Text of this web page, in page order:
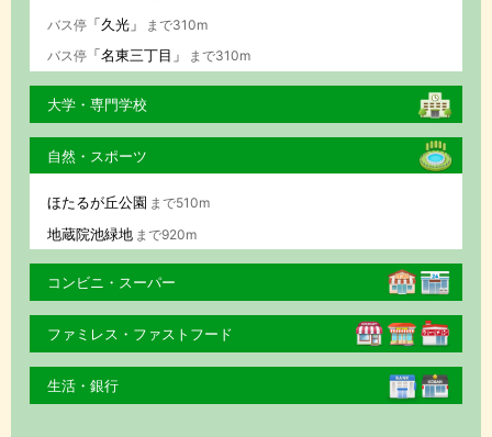
バス停「久光」
まで310m
バス停「名東三丁目」 まで310m
大学・専門学校
自然・スポーツ
ほたるが丘公園 まで510m
地蔵院池緑地 まで920m
コンビニ・スーパー
ファミレス・ファストフード
生活・銀行